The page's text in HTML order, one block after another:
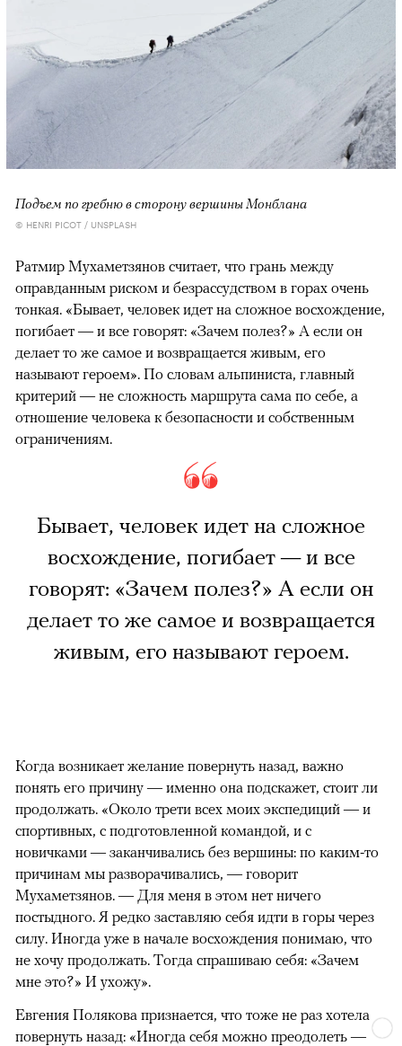
Подъем по гребню в сторону вершины Монблана
© HENRI PICOT / UNSPLASH
Ратмир Мухаметзянов считает, что грань между
оправданным риском и безрассудством в горах очень
тонкая. «Бывает, человек идет на сложное восхождение,
погибает — и все говорят: «Зачем полез?» А если он
делает то же самое и возвращается живым, его
называют героем». По словам альпиниста, главный
критерий — не сложность маршрута сама по себе, а
отношение человека к безопасности и собственным
ограничениям.
Бывает, человек идет на сложное
восхождение, погибает — и все
говорят: «Зачем полез?» А если он
делает то же самое и возвращается
живым, его называют героем.
Когда возникает желание повернуть назад, важно
понять его причину — именно она подскажет, стоит ли
продолжать. «Около трети всех моих экспедиций — и
спортивных, с подготовленной командой, и с
новичками — заканчивались без вершины: по каким-то
причинам мы разворачивались, — говорит
Мухаметзянов. — Для меня в этом нет ничего
постыдного. Я редко заставляю себя идти в горы через
силу. Иногда уже в начале восхождения понимаю, что
не хочу продолжать. Тогда спрашиваю себя: «Зачем
мне это?» И ухожу».
Евгения Полякова признается, что тоже не раз хотела
повернуть назад: «Иногда себя можно преодолеть —